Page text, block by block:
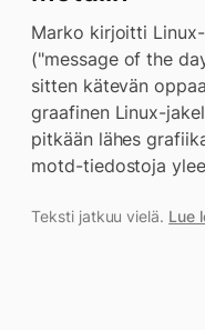
Marko kirjoitti
("message of the
sitten kätevän
graafinen Linux-
pitkään lähes
motd-tiedostoja
Teksti jatkuu vielä. Lue